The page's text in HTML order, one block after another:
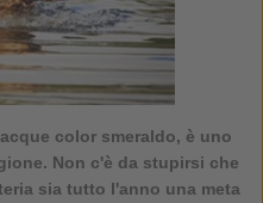
color smeraldo, è uno
Non c'è da stupirsi che
sia tutto l'anno una meta